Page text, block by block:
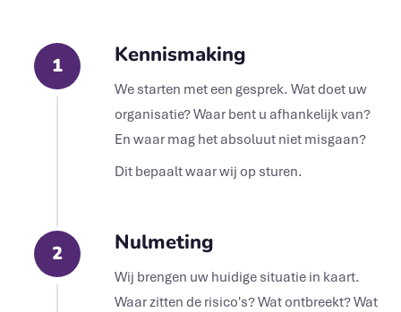
1 Kennismaking
We starten met een gesprek. Wat doet uw
organisatie? Waar bent u afhankelijk van?
En waar mag het absoluut niet misgaan?
Dit bepaalt waar wij op sturen.
2 Nulmeting
Wij brengen uw huidige situatie in kaart.
Waar zitten de risico's? Wat ontbreekt? Wat